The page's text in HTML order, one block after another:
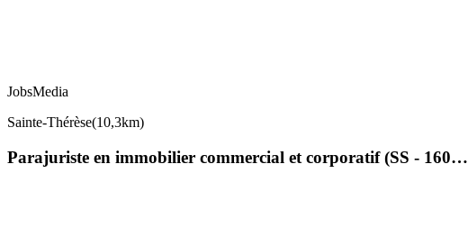
JobsMedia
Sainte-Thérèse(10,3km)
Parajuriste en immobilier commercial et corporatif (SS - 160…